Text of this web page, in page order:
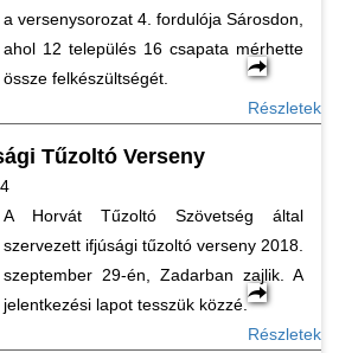
a versenysorozat 4. fordulója Sárosdon,
ahol 12 település 16 csapata mérhette
össze felkészültségét.
Részletek
Tűzoltó Verseny
A Horvát Tűzoltó Szövetség által
szervezett ifjúsági tűzoltó verseny 2018.
szeptember 29-én, Zadarban zajlik. A
jelentkezési lapot tesszük közzé.
Részletek